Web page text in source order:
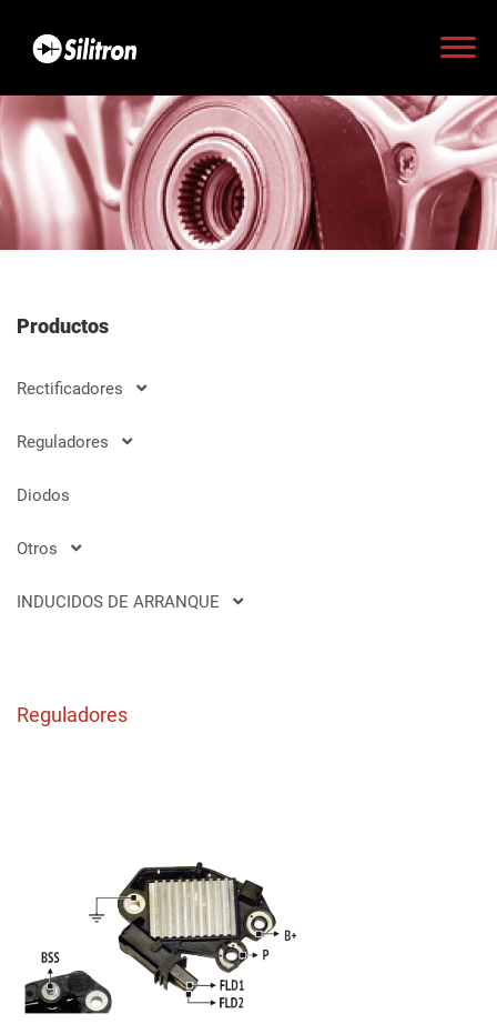
Productos
Rectificadores
Reguladores
Diodos
Otros
INDUCIDOS DE ARRANQUE
Reguladores